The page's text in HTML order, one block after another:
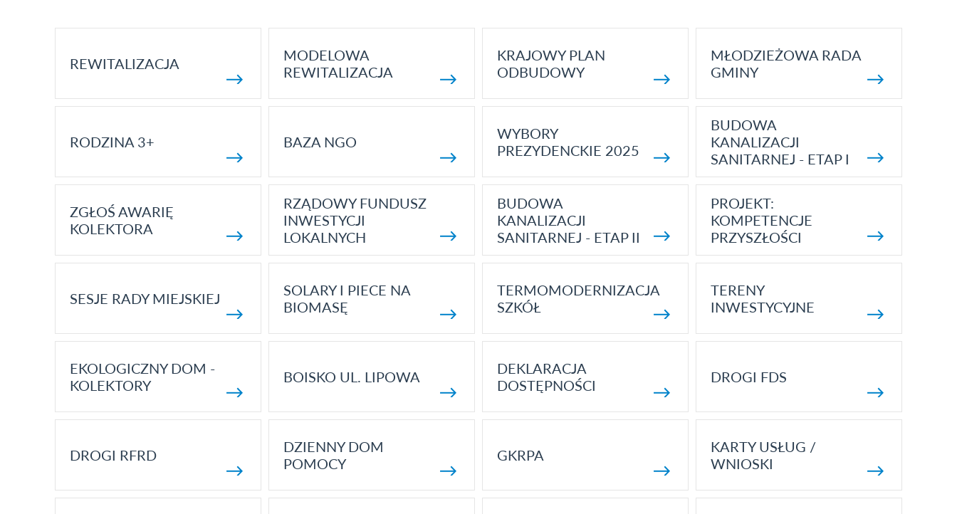
REWITALIZACJA
MODELOWA
REWITALIZACJA
KRAJOWY PLAN
ODBUDOWY
MŁODZIEŻOWA RADA
GMINY
RODZINA 3+ BAZA NGO
WYBORY
PREZYDENCKIE 2025
BUDOWA
KANALIZACJI
SANITARNEJ - ETAP I
ZGŁOŚ AWARIĘ
KOLEKTORA
RZĄDOWY FUNDUSZ
INWESTYCJI
LOKALNYCH
BUDOWA
KANALIZACJI
SANITARNEJ - ETAP II
PROJEKT:
KOMPETENCJE
PRZYSZŁOŚCI
SESJE RADY MIEJSKIEJ
SOLARY I PIECE NA
BIOMASĘ
TERMOMODERNIZACJA
SZKÓŁ
TERENY
INWESTYCYJNE
EKOLOGICZNY DOM -
KOLEKTORY
BOISKO UL. LIPOWA
DEKLARACJA
DOSTĘPNOŚCI
DROGI FDS
DROGI RFRD
DZIENNY DOM
POMOCY
GKRPA
KARTY USŁUG /
WNIOSKI